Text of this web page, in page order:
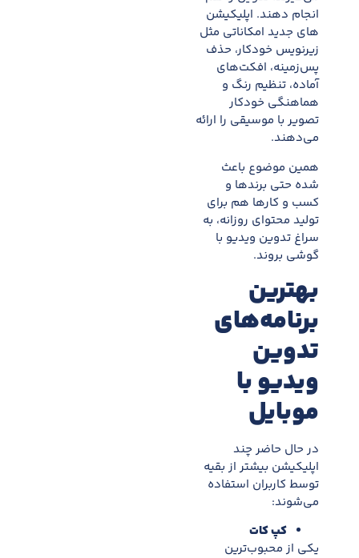
انجام دهند. اپلیکیشن
های جدید امکاناتی مثل
زیرنویس خودکار، حذف
پس‌زمینه، افکت‌های
آماده، تنظیم رنگ و
هماهنگی خودکار
تصویر با موسیقی را ارائه
می‌دهند.
همین موضوع باعث
شده حتی برندها و
کسب و کارها هم برای
تولید محتوای روزانه، به
سراغ تدوین ویدیو با
گوشی بروند.
بهترین
برنامه‌های
تدوین
ویدیو با
موبایل
در حال حاضر چند
اپلیکیشن بیشتر از بقیه
توسط کاربران استفاده
می‌شوند:
کپ کات
یکی از محبوب‌ترین